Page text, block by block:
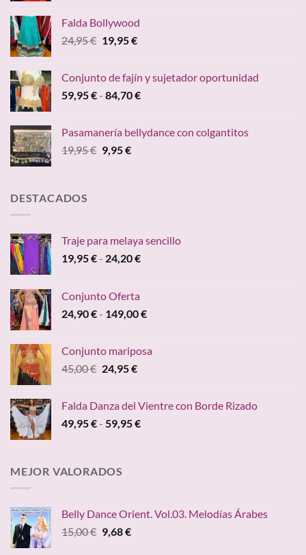
era:
39,95 €.
es:
36,30 €.
Falda Bollywood
24,95€ El
era:
24,95 €.
19,95€El
es:
19,95 €.
Conjunto de fajín y sujetador oportunidad
59,95€- 84,70€Rango
desde
Pasamanería bellydance con colgantitos
19,95€ El
9,95€El
DESTACADOS
Traje para melaya sencillo
19,95€- 24,20€Rango
19,95 €
Conjunto Oferta
24,90€- 149,00€Rango
desde
149,00 €
Conjunto mariposa
45,00€ El
era:
45,00 €.
24,95€El
es:
24,95 €.
Falda Danza del Vientre con Borde Rizado
49,95€- 59,95€Rango
59,95 €
MEJOR VALORADOS
Belly Dance Orient. Vol.03. Melodías Árabes
15,00€ El
9,68€El